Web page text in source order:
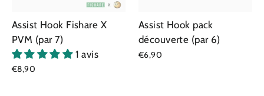
Assist Hook Fishare X
PVM (par 7)
1 avis
€8,90
Assist Hook pack
découverte (par 6)
€6,90